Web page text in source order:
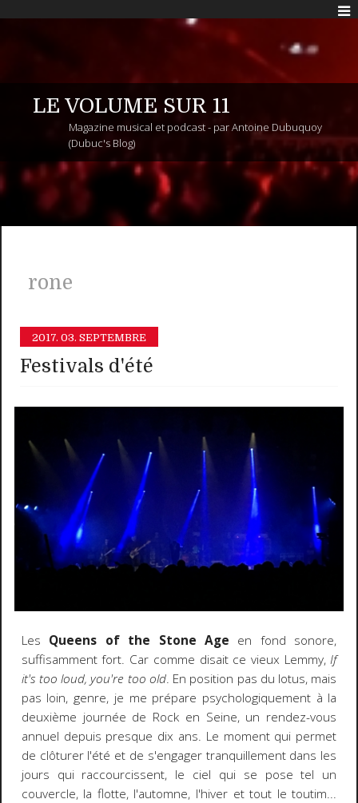
LE VOLUME SUR 11
Magazine musical et podcast - par Antoine Dubuquoy
(Dubuc's Blog)
rone
2017. 03. SEPTEMBRE
Festivals d'été
Les Queens of the Stone Age en fond sonore,
suffisamment fort. Car comme disait ce vieux Lemmy,If
it's too loud, you're too old. En position pas du lotus, mais
pas loin, genre, je me prépare psychologiquement à la
deuxième journée de Rock en Seine, un rendez-vous
annuel depuis presque dix ans. Le moment qui permet
de clôturer l'été et de s'engager tranquillement dans les
jours qui raccourcissent, le ciel qui se pose tel un
couvercle, la flotte, l'automne, l'hiver et tout le toutim...